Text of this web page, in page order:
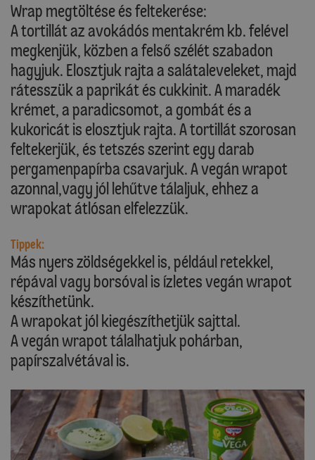
Wrap megtöltése és feltekerése:
A tortillát az avokádós mentakrém kb. felével
megkenjük, közben a felső szélét szabadon
hagyjuk. Elosztjuk rajta a salátaleveleket, majd
rátesszük a paprikát és cukkinit. A maradék
krémet, a paradicsomot, a gombát és a
kukoricát is elosztjuk rajta. A tortillát szorosan
feltekerjük, és tetszés szerint egy darab
pergamenpapírba csavarjuk. A vegán wrapot
azonnal,vagy jól lehűtve tálaljuk, ehhez a
wrapokat átlósan elfelezzük.
Tippek:
Más nyers zöldségekkel is, például retekkel,
répával vagy borsóval is ízletes vegán wrapot
készíthetünk.
A wrapokat jól kiegészíthetjük sajttal.
A vegán wrapot tálalhatjuk pohárban,
papírszalvétával is.